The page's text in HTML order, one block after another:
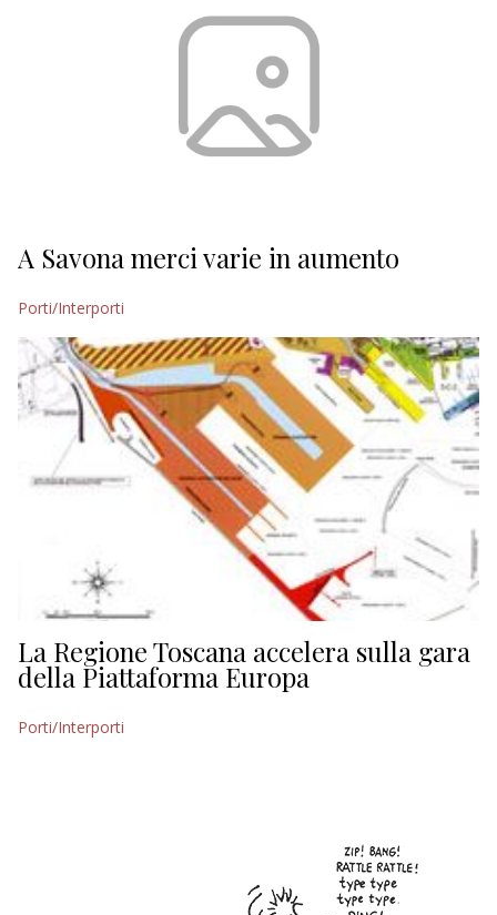
A Savona merci varie in aumento
Porti/Interporti
La Regione Toscana accelera sulla gara
della Piattaforma Europa
Porti/Interporti